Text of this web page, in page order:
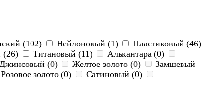
(102) Нейлоновый (1)
Пластиковый (46)
(26) Титановый (11)
Алькантара (0)
Джинсовый (0) Желтое золото (0)
Замшевый
Розовое золото (0)
Сатиновый (0)